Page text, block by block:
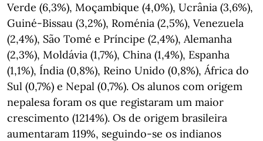
Verde (6,3%), Moçambique (4,0%), Ucrânia (3,6%),
Guiné-Bissau (3,2%), Roménia (2,5%), Venezuela
(2,4%), São Tomé e Príncipe (2,4%), Alemanha
(2,3%), Moldávia (1,7%), China (1,4%), Espanha
(1,1%), Índia (0,8%), Reino Unido (0,8%), África do
Sul (0,7%) e Nepal (0,7%). Os alunos com origem
nepalesa foram os que registaram um maior
crescimento (1214%). Os de origem brasileira
aumentaram 119%, seguindo-se os indianos